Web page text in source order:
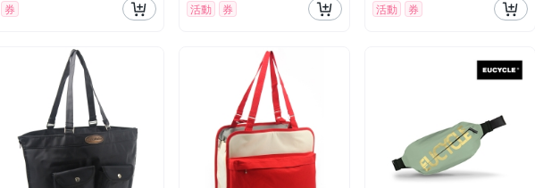
券 活動 券 活動 券